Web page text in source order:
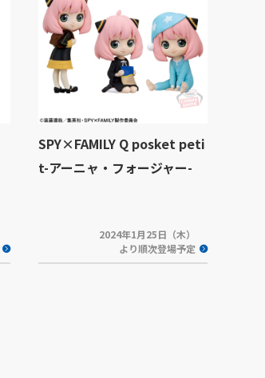
SPY×FAMILY Q posket peti
t-アーニャ・フォージャー-
2024年1月25日（木）
より順次登場予定